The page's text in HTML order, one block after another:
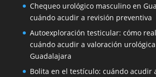
Chequeo urológico masculino en
cuándo acudir a revisión preventiva
Autoexploración testicular: cómo
cuándo acudir a valoración
Guadalajara
Bolita en el testículo: cuándo acudir